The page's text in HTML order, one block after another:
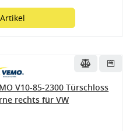
V10-85-2300 Türschloss
rechts für VW